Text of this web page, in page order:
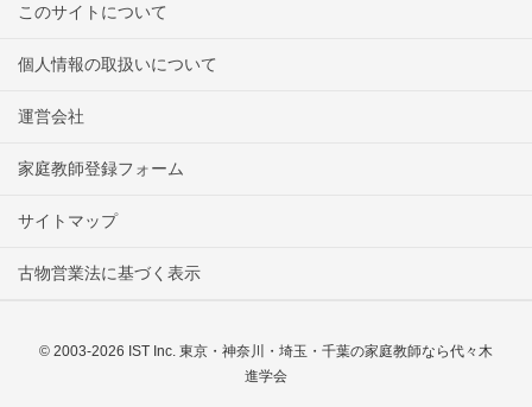
このサイトについて
個人情報の取扱いについて
運営会社
家庭教師登録フォーム
サイトマップ
古物営業法に基づく表示
© 2003-2026 IST Inc. 東京・神奈川・埼玉・千葉の家庭教師なら代々木
進学会